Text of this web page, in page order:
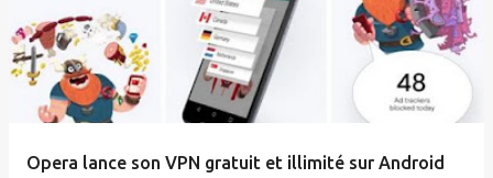
Opera lance son VPN gratuit et illimité sur Android